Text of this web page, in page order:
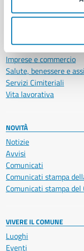
Cultura e tempo libero
Giustizia e sicurezza
Imprese e commercio
Salute, benessere e
Servizi Cimiteriali
Vita lavorativa
NOVITÀ
Notizie
Avvisi
Comunicati
Comunicati stampa
Comunicati stampa del
VIVERE IL COMUNE
Luoghi
Eventi